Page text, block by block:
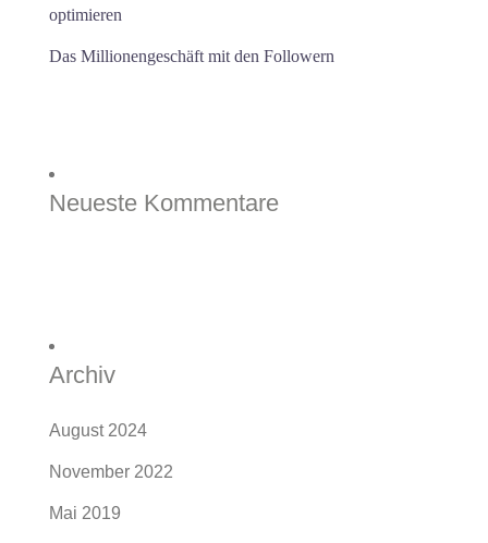
optimieren
Das Millionengeschäft mit den Followern
Neueste Kommentare
Archiv
August 2024
November 2022
Mai 2019